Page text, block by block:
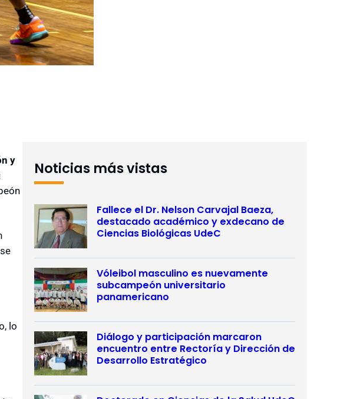
y
lo
Noticias más vistas
Fallece el Dr. Nelson Carvajal Baeza,
destacado académico y exdecano de
Ciencias Biológicas UdeC
Vóleibol masculino es nuevamente
subcampeón universitario
panamericano
Diálogo y participación marcaron
encuentro entre Rectoría y Dirección de
Desarrollo Estratégico